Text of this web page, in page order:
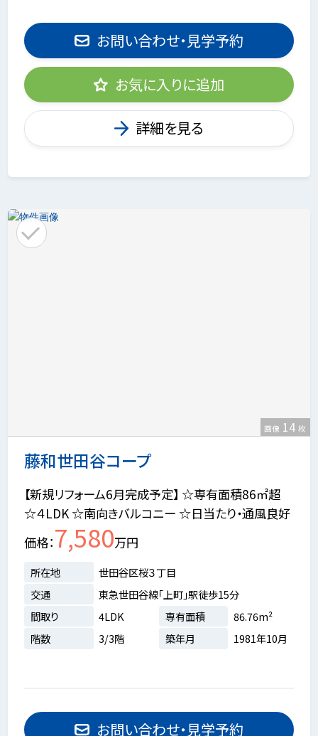
お問い合わせ・見学予約
お気に入りに追加
詳細を見る
藤和世田谷コープ
画像 14 枚
【新規リフォーム6月完成予定】 ☆専有面積86㎡超
☆４LDK ☆南向きバルコニー ☆日当たり・通風良好
価格 7,580万円
所在地
世田谷区桜３丁目
交通
東急世田谷線「上町」駅徒歩15分
間取り
4LDK 専有面積
86.76m²
階数
3/3階 築年月 1981年10月
お問い合わせ・見学予約